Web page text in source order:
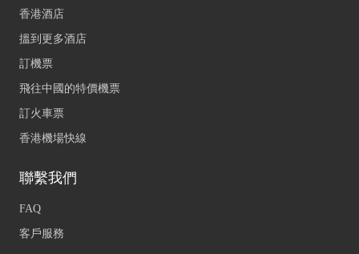
香港酒店
搵到更多酒店
訂機票
飛往中國的特價機票
訂火車票
香港機場快線
聯繫我們
FAQ
客戶服務